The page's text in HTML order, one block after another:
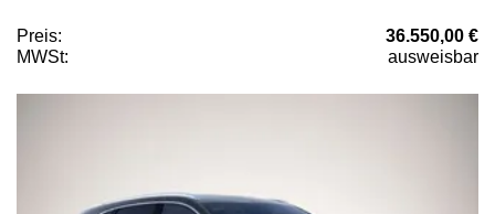
Preis:
36.550,00 €
MWSt:
ausweisbar